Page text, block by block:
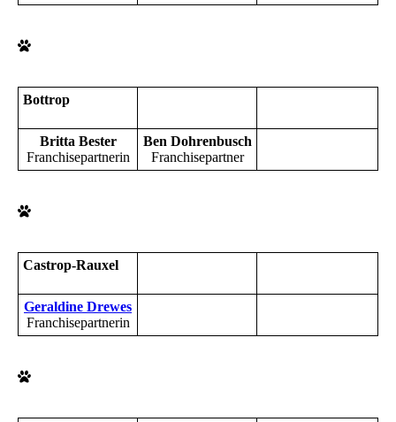
Bottrop
Britta Bester
Franchisepartnerin
Ben Dohrenbusch
Franchisepartner
Castrop-Rauxel
Geraldine Drewes
Franchisepartnerin